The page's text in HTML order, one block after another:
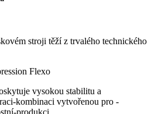
stroji těží z trvalého technického
Flexo
vysokou stabilitu a
kombinaci vytvořenou pro -